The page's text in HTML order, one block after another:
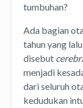
tumbuhan?
Ada bagian
tahun yang
disebut
menjadi
dari seluruh
kedudukan